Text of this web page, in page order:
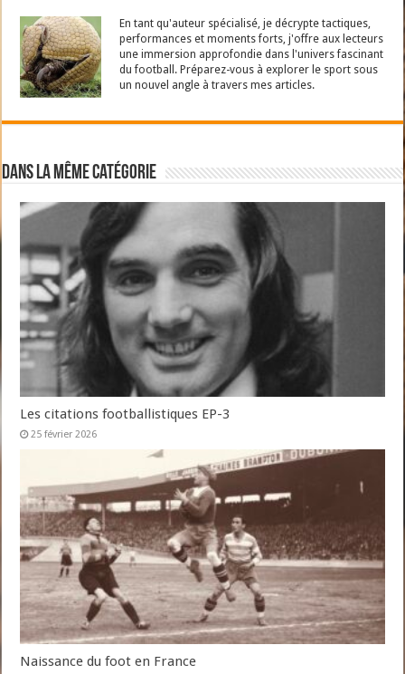
En tant qu'auteur spécialisé, je décrypte tactiques,
performances et moments forts, j'offre aux lecteurs
une immersion approfondie dans l'univers fascinant
du football. Préparez-vous à explorer le sport sous
un nouvel angle à travers mes articles.
Dans la même catégorie
Les citations footballistiques EP-3
25 février 2026
Naissance du foot en France